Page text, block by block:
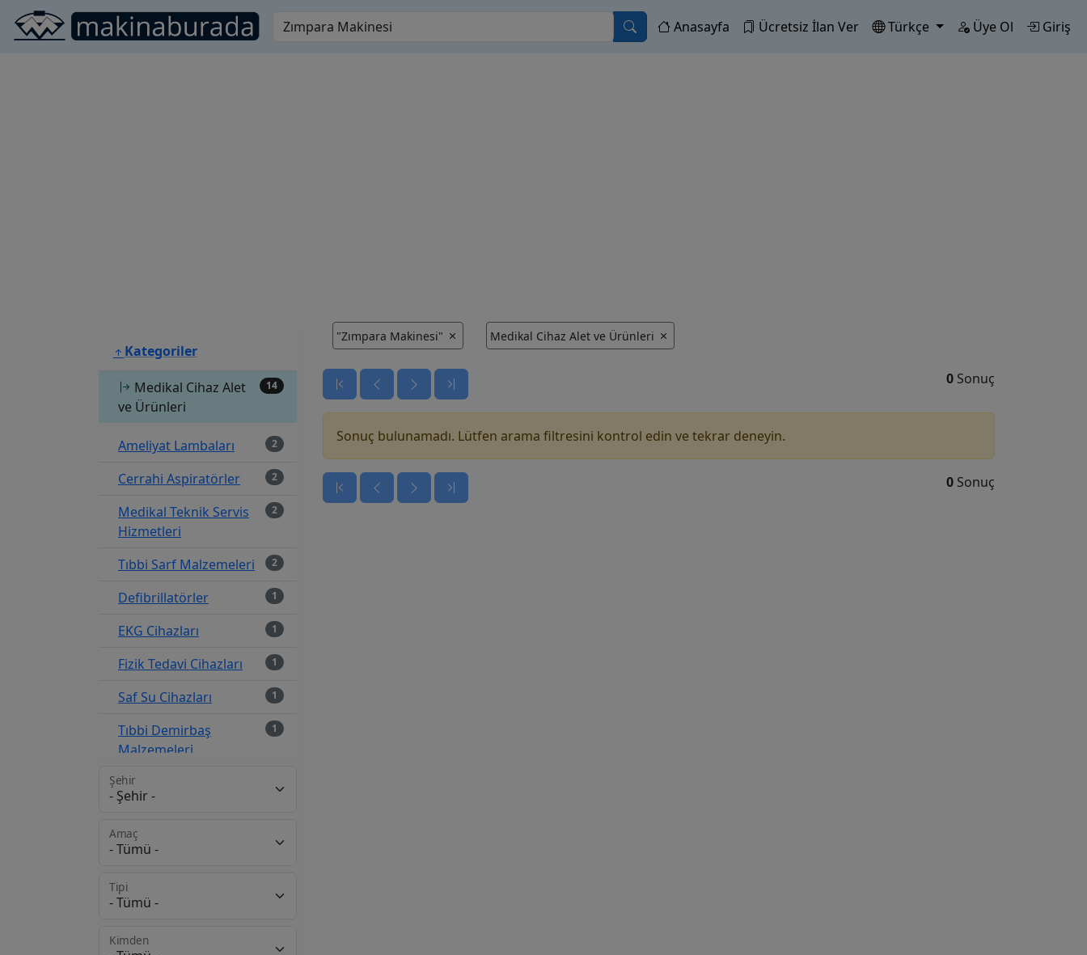
Anasayfa Ücretsiz İlan Ver Türkçe Üye Ol Giriş
Kategoriler
Medikal Cihaz Alet
ve Ürünleri
14
Ameliyat Lambaları 2
Cerrahi Aspiratörler 2
Medikal Teknik Servis
Hizmetleri
2
Tıbbi Sarf Malzemeleri 2
Defibrillatörler 1
EKG Cihazları 1
Fizik Tedavi Cihazları 1
Saf Su Cihazları 1
Tıbbi Demirbaş
Malzemeleri
1
Şehir
Amaç
Tipi
Kimden
"Zımpara Makinesi" Medikal Cihaz Alet ve Ürünleri
0 Sonuç
Sonuç bulunamadı. Lütfen arama filtresini kontrol edin ve tekrar deneyin.
0 Sonuç